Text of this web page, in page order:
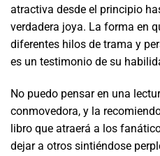
atractiva desde el principio
verdadera joya. La forma en
diferentes hilos de trama y
es un testimonio de su
No puedo pensar en una
conmovedora, y la
libro que atraerá a los
dejar a otros sintiéndose